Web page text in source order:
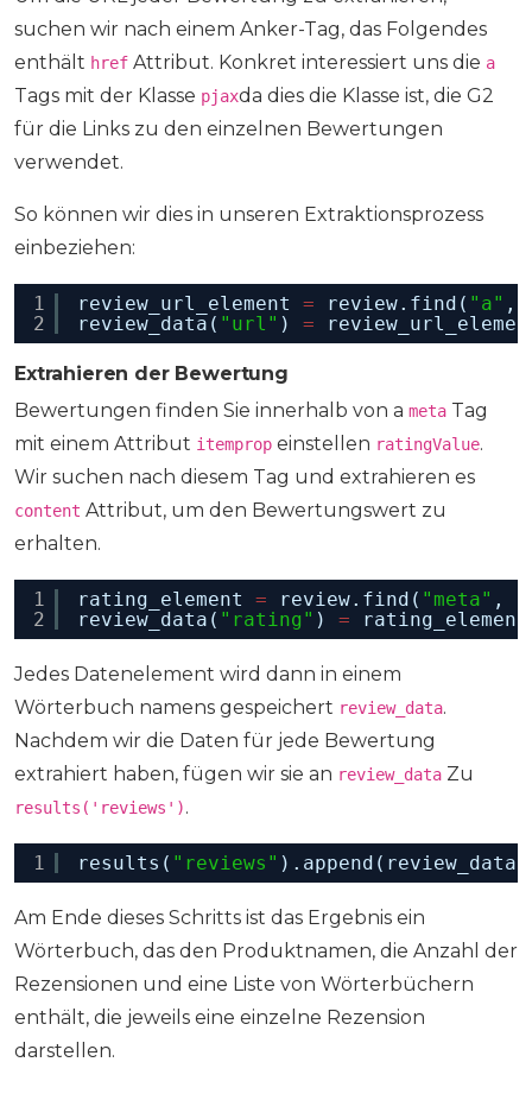
suchen wir nach einem Anker-Tag, das Folgendes
enthält href Attribut. Konkret interessiert uns die a
Tags mit der Klasse pjaxda dies die Klasse ist, die G2
für die Links zu den einzelnen Bewertungen
verwendet.
So können wir dies in unseren Extraktionsprozess
einbeziehen:
1
2
review_url_element = review.find( "a" ,
review_data( "url" ) =
Extrahieren der Bewertung
Bewertungen finden Sie innerhalb von a meta Tag
mit einem Attribut itemprop einstellen ratingValue.
Wir suchen nach diesem Tag und extrahieren es
content Attribut, um den Bewertungswert zu
erhalten.
1
2
rating_element = review.find( "meta" ,
review_data( "rating" ) =
Jedes Datenelement wird dann in einem
Wörterbuch namens gespeichert review_data.
Nachdem wir die Daten für jede Bewertung
extrahiert haben, fügen wir sie an review_data Zu
results('reviews').
1 results( "reviews" ).append(review_data)
Am Ende dieses Schritts ist das Ergebnis ein
Wörterbuch, das den Produktnamen, die Anzahl der
Rezensionen und eine Liste von Wörterbüchern
enthält, die jeweils eine einzelne Rezension
darstellen.